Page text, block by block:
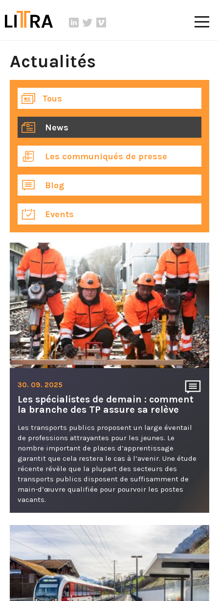
Actualités
Tous
News
Les communiqués de presse
Blog
Events
30. 09. 2025
Les spécialistes de demain : comment
la branche des TP assure sa relève
Les transports publics proposent un large éventail
de professions attrayantes pour les jeunes. Le
nombre important de places d’apprentissage
garantit que cela restera le cas à l’avenir. Une étude
récente révèle que la plupart des secteurs des
transports publics disposent de suffisamment de
main-d’œuvre qualifiée pour pourvoir les postes
vacants.